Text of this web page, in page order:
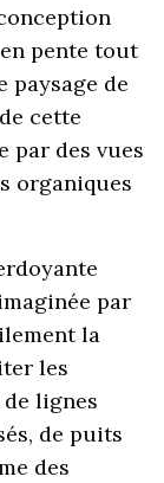
pente tout
paysage de
cette
par des vues
organiques
par
la
les
lignes
de puits
des